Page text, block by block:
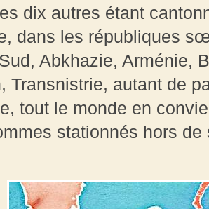
dix autres étant
dans les républiques
Abkhazie, Arménie,
Transnistrie, autant de
tout le monde en
stationnés hors